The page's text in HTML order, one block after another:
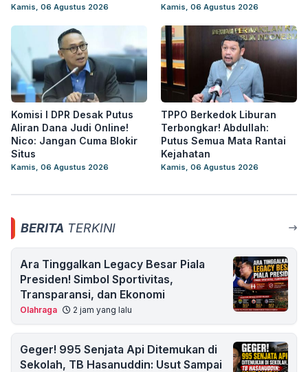
Kamis, 06 Agustus 2026 Kamis, 06 Agustus 2026
Komisi I DPR Desak Putus
Aliran Dana Judi Online!
Nico: Jangan Cuma Blokir
Situs
Kamis, 06 Agustus 2026
TPPO Berkedok Liburan
Terbongkar! Abdullah:
Putus Semua Mata Rantai
Kejahatan
Kamis, 06 Agustus 2026
BERITA TERKINI
Ara Tinggalkan Legacy Besar Piala
Presiden! Simbol Sportivitas,
Transparansi, dan Ekonomi
Olahraga 2 jam yang lalu
Geger! 995 Senjata Api Ditemukan di
Sekolah, TB Hasanuddin: Usut Sampai